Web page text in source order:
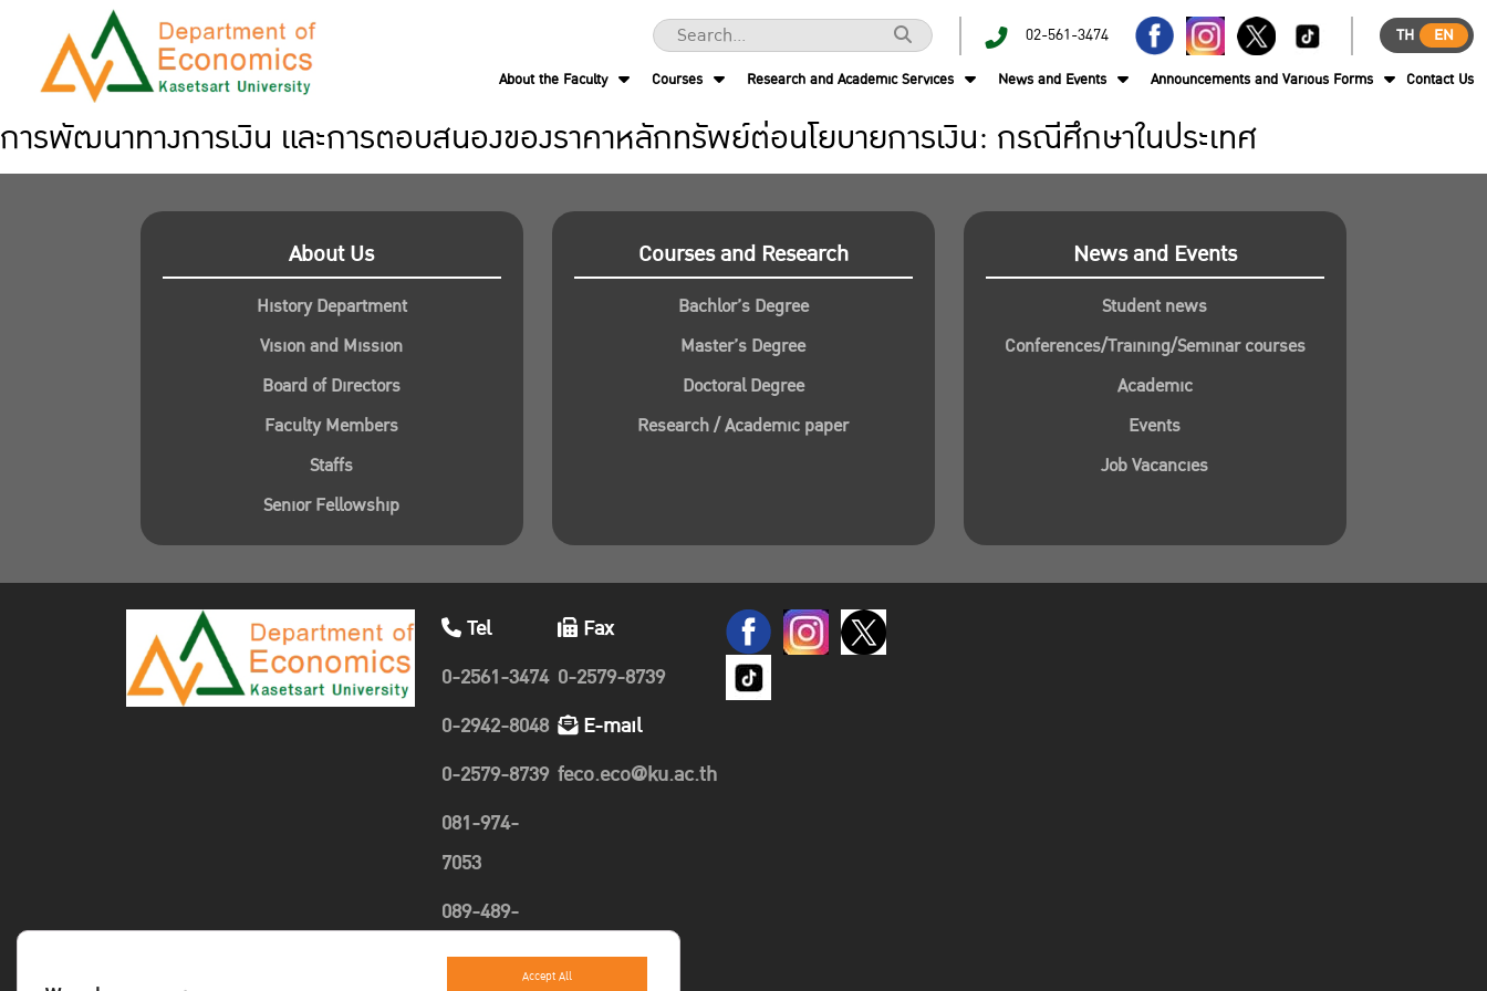
02-561-3474 TH
EN
About the Faculty
Courses Research and Academic Services News and Events Announcements and Various Forms Contact Us
การพัฒนาทางการเงิน และการตอบสนองของราคาหลักทรัพย์ต่อนโยบายการเงิน: กรณีศึกษาในประเทศ
About Us
History Department
Vision and Mission
Board of Directors
Faculty Members
Staffs
Senior Fellowship
Courses and Research
Bachlor’s Degree
Master’s Degree
Doctoral Degree
Research / Academic paper
News and Events
Student news
Conferences/Training/Seminar courses
Academic
Events
Job Vacancies
Tel
0-2561-3474
0-2942-8048
0-2579-8739
081-974-
7053
089-489-
1635
Fax
0-2579-8739
E-mail
feco.eco@ku.ac.th
Accept All